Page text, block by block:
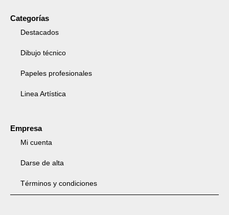
Categorías
Destacados
Dibujo técnico
Papeles profesionales
Linea Artística
Empresa
Mi cuenta
Darse de alta
Términos y condiciones